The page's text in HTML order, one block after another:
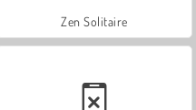
Zen Solitaire